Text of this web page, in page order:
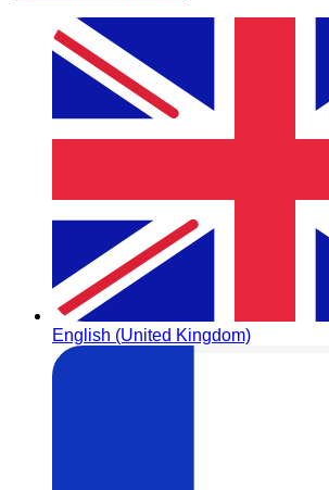
English (United Kingdom)